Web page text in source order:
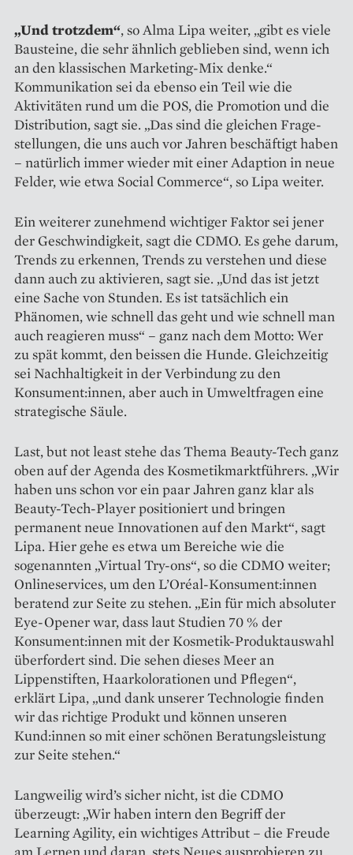
„Und trotzdem“, so Alma Lipa weiter, „gibt es viele
Bausteine, die sehr ähnlich geblieben sind, wenn ich
an den klassischen Marketing-Mix denke.“
Kommunikation sei da ebenso ein Teil wie die
Aktivitäten rund um die POS, die Promotion und die
Distribution, sagt sie. „Das sind die gleichen Frage­
stellungen, die uns auch vor Jahren beschäftigt haben
– natürlich immer wieder mit einer Adaption in neue
Felder, wie etwa Social Commerce“, so Lipa weiter.
Ein weiterer zunehmend wichtiger Faktor sei jener
der Geschwindigkeit, sagt die CDMO. Es gehe darum,
Trends zu erkennen, Trends zu verstehen und diese
dann auch zu aktivieren, sagt sie. „Und das ist jetzt
eine Sache von Stunden. Es ist tatsächlich ein
Phänomen, wie schnell das geht und wie schnell man
auch reagieren muss“ – ganz nach dem Motto: Wer
zu spät kommt, den beissen die Hunde. Gleichzeitig
sei Nachhaltigkeit in der Verbindung zu den
Konsument:innen, aber auch in Umweltfragen eine
strategische Säule.
Last, but not least stehe das Thema Beauty-Tech ganz
oben auf der Agenda des Kosmetikmarktführers. „Wir
haben uns schon vor ein paar Jahren ganz klar als
Beauty-Tech-Player positioniert und bringen
permanent neue Innovationen auf den Markt“, sagt
Lipa. Hier gehe es etwa um Bereiche wie die
sogenannten „Virtual Try-ons“, so die CDMO weiter;
Onlineservices, um den L’Oréal-Konsument:innen
beratend zur Seite zu stehen. „Ein für mich absoluter
Eye-Opener war, dass laut Studien 70 % der
Konsument:innen mit der Kosmetik-Produktauswahl
überfordert sind. Die sehen dieses Meer an
Lippenstiften, Haarkolorationen und Pflegen“,
erklärt Lipa, „und dank unserer Technologie finden
wir das richtige Produkt und können unseren
Kund:innen so mit einer schönen ­Beratungsleistung
zur Seite stehen.“
Langweilig wird’s sicher nicht, ist die CDMO
überzeugt: „Wir haben intern den Begriff der
Learning Agility, ein wichtiges Attribut – die Freude